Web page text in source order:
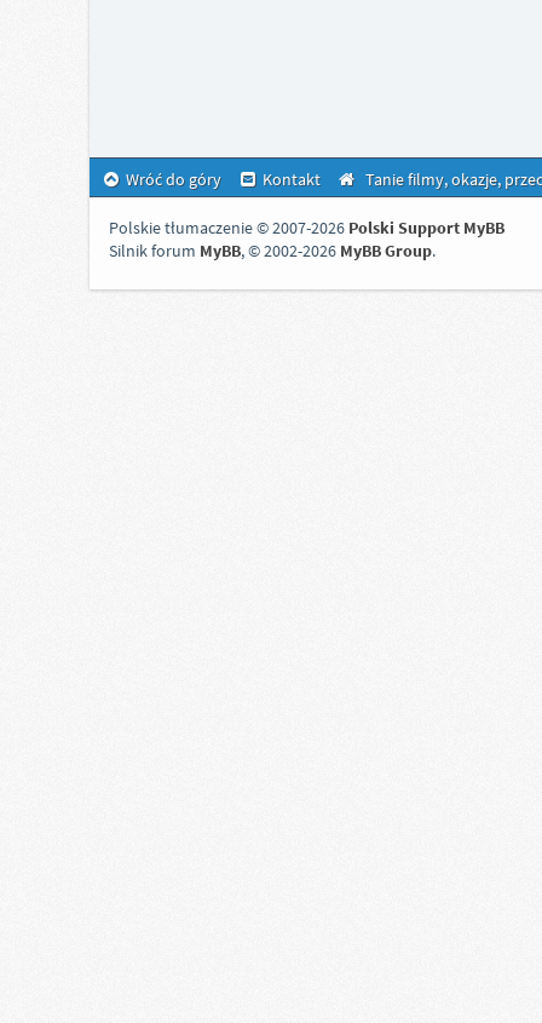
Wróć do góry Kontakt Tanie filmy, okazje,
Polskie tłumaczenie © 2007-2026 Polski Support MyBB
Silnik forum MyBB, © 2002-2026 MyBB Group.